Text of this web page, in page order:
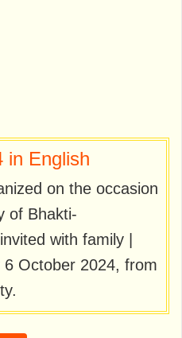
in English
on the occasion
of Bhakti-
with family |
October 2024, from